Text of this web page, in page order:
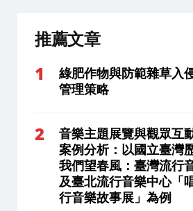
推薦文章
綠肥作物與防範雜草入
管理策略
音樂主題展覽與觀眾互
案例分析：以國立臺灣
我們望春風：臺灣流行
及臺北流行音樂中心「
行音樂故事展」為例